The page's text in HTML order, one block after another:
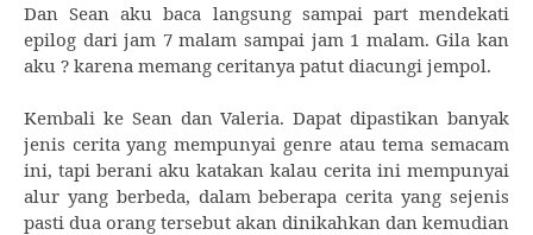
Dan Sean aku baca langsung sampai part mendekati
epilog dari jam 7 malam sampai jam 1 malam. Gila kan
aku ? karena memang ceritanya patut diacungi jempol.
Kembali ke Sean dan Valeria. Dapat dipastikan banyak
jenis cerita yang mempunyai genre atau tema semacam
ini, tapi berani aku katakan kalau cerita ini mempunyai
alur yang berbeda, dalam beberapa cerita yang sejenis
pasti dua orang tersebut akan dinikahkan dan kemudian